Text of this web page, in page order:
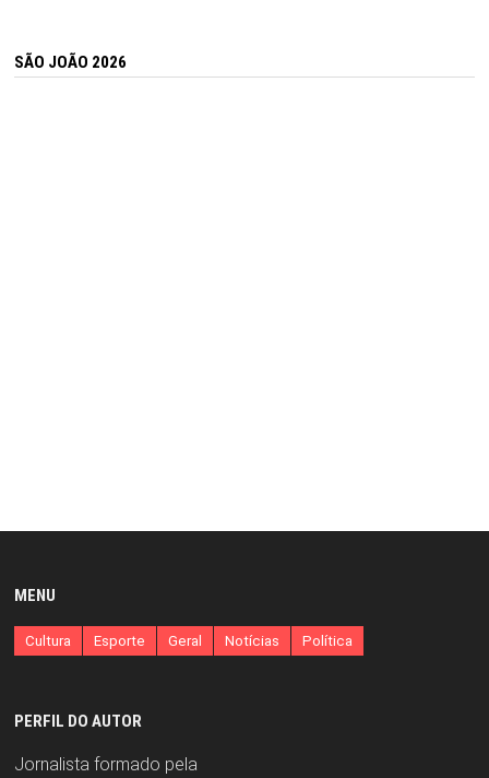
SÃO JOÃO 2026
MENU
Cultura Esporte Geral Notícias Política
PERFIL DO AUTOR
Jornalista formado pela